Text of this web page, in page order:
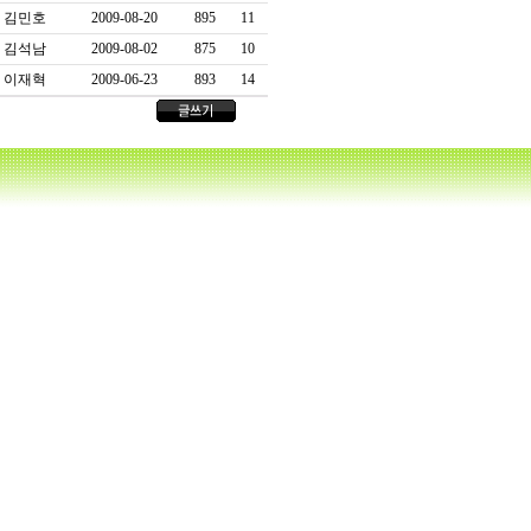
김민호 2009-08-20 895
11
김석남
2009-08-02 875
10
이재혁
2009-06-23 893 14